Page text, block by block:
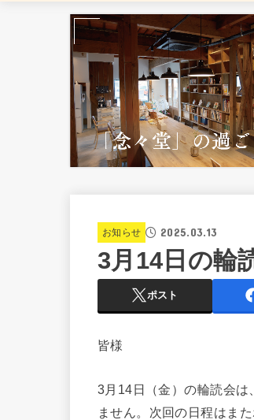
お知らせ 2025.03.13
3月14日の輪
ポスト
皆様
3月14日（金）の輪読会は
ません。次回の日程はま